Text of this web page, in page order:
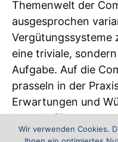
Themenwelt der
ausgesprochen
Vergütungssysteme
eine triviale,
Aufgabe. Auf die
prasseln in der
Erwartungen und
Dazu
sogar Widerstände.
Wir verwenden Cookies.